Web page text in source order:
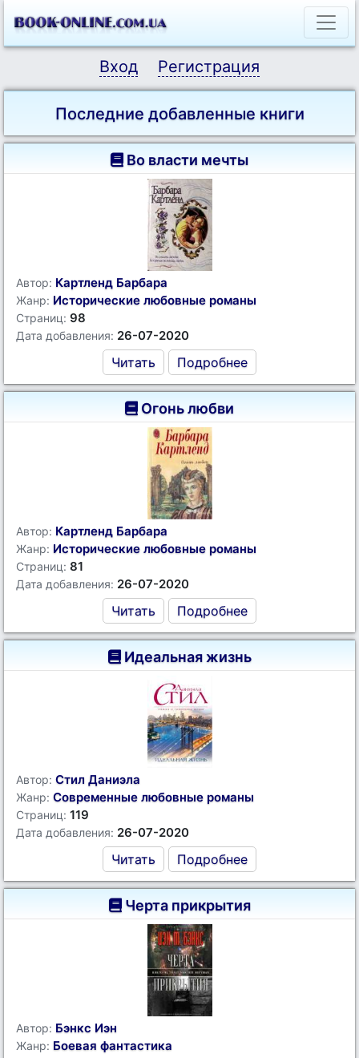
Вход Регистрация
Последние добавленные книги
Во власти мечты
Автор: Картленд Барбара
Жанр: Исторические любовные романы
Страниц: 98
Дата добавления: 26-07-2020
Читать Подробнее
Огонь любви
Автор: Картленд Барбара
Жанр: Исторические любовные романы
Страниц: 81
Дата добавления: 26-07-2020
Читать Подробнее
Идеальная жизнь
Автор: Стил Даниэла
Жанр: Современные любовные романы
Страниц: 119
Дата добавления: 26-07-2020
Читать Подробнее
Черта прикрытия
Автор: Бэнкс Иэн
Жанр: Боевая фантастика